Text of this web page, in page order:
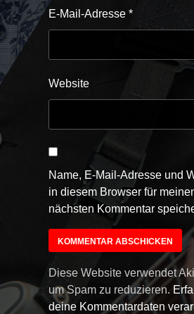
E-Mail-Adresse *
Website
Name, E-Mail-Adresse und
in diesem Browser für
nächsten Kommentar
Diese Website verwendet
um Spam zu reduzieren.
deine Kommentardaten